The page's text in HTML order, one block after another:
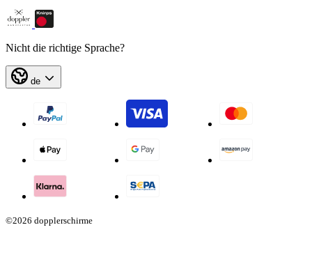
Nicht die richtige Sprache?
de
©2026 dopplerschirme